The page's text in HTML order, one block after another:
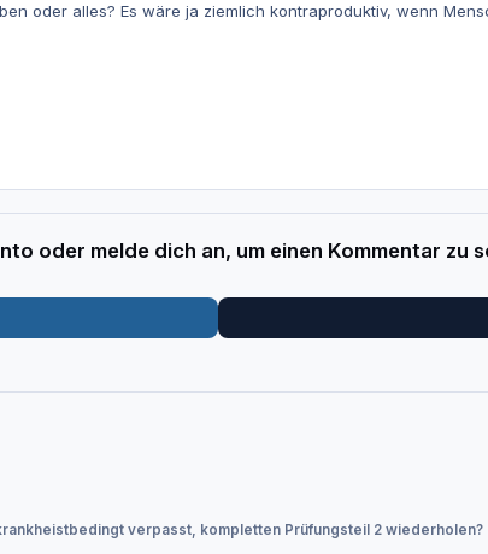
oder alles? Es wäre ja ziemlich kontraproduktiv, wenn
oder melde dich an, um einen Kommentar zu
verpasst, kompletten Prüfungsteil 2 wiederholen?